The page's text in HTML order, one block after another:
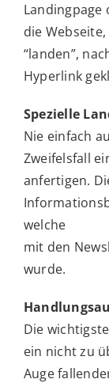
Landingpage
die
“landen”,
Hyperlink
Spezielle
Nie einfach
Zweifelsfall
anfertigen.
welche
mit den
wurde.
Die
ein nicht zu
Auge